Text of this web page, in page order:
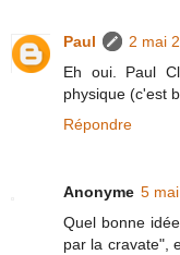
Paul
2 mai
Eh oui. Paul
physique (c'est
Répondre
Anonyme 5
Quel bonne
par la cravate",